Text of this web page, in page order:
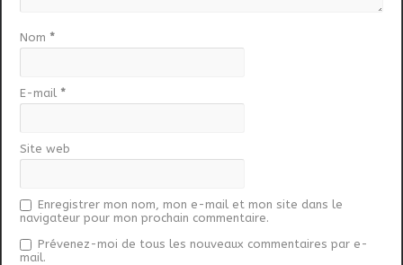
Nom *
E-mail *
Site web
Enregistrer mon nom, mon e-mail et mon site dans le
navigateur pour mon prochain commentaire.
Prévenez-moi de tous les nouveaux commentaires par e-
mail.